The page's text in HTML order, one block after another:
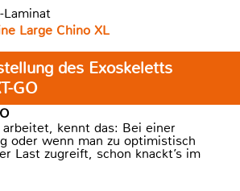
Laminat
Large Chino XL
des Exoskeletts
GO
kennt das: Bei einer
oder wenn man zu optimistisch
Last zugreift, schon knackt’s im